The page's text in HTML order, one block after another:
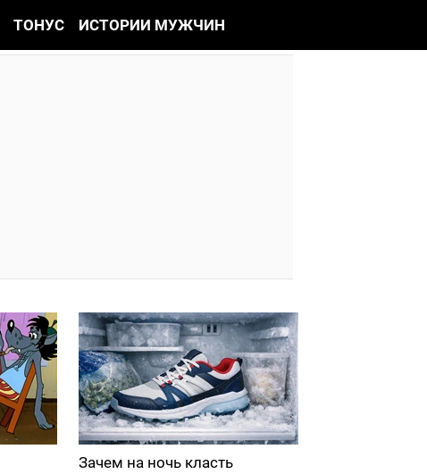
ТОНУС ИСТОРИИ МУЖЧИН
Зачем на ночь класть